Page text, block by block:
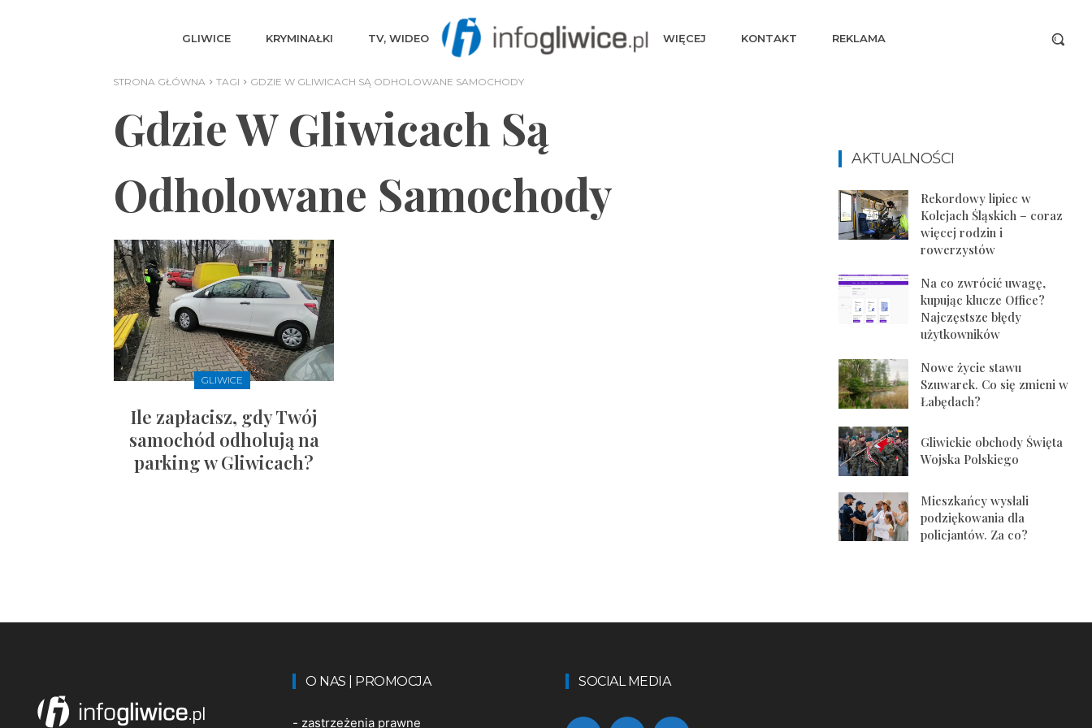
GLIWICE KRYMINAŁKI TV, WIDEO WIĘCEJ KONTAKT REKLAMA
STRONA GŁÓWNA TAGI GDZIE W GLIWICACH SĄ ODHOLOWANE SAMOCHODY
Gdzie W Gliwicach Są
Odholowane Samochody
GLIWICE
Ile zapłacisz, gdy Twój
samochód odholują na
parking w Gliwicach?
AKTUALNOŚCI
Rekordowy lipiec w
Kolejach Śląskich – coraz
więcej rodzin i
rowerzystów
Na co zwrócić uwagę,
kupując klucze Office?
Najczęstsze błędy
użytkowników
Nowe życie stawu
Szuwarek. Co się zmieni w
Łabędach?
Gliwickie obchody Święta
Wojska Polskiego
Mieszkańcy wysłali
podziękowania dla
policjantów. Za co?
O NAS | PROMOCJA
- zastrzeżenia prawne
SOCIAL MEDIA